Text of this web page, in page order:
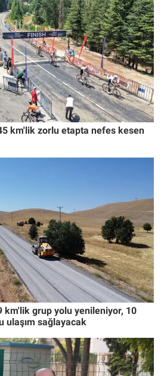
km'lik zorlu etapta nefes kesen
km'lik grup yolu yenileniyor, 10
ulaşım sağlayacak